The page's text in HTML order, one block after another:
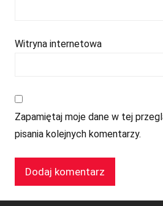
Witryna internetowa
Zapamiętaj moje dane w tej
pisania kolejnych komentarzy.